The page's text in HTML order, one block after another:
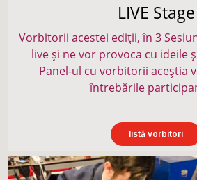
LIVE Stage
Vorbitorii acestei ediții, în 3
live și ne vor provoca cu ideile
Panel-ul cu vorbitorii aceștia
întrebările
listă vorbitori